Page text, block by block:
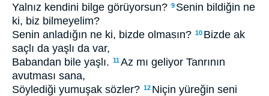
Yalnız kendini bilge görüyorsun? 9 Senin bildiğin ne
ki, biz bilmeyelim?
Senin anladığın ne ki, bizde olmasın? 10 Bizde ak
saçlı da yaşlı da var,
Babandan bile yaşlı. 11Az mı geliyor Tanrının
avutması sana,
Söylediği yumuşak sözler? 12 Niçin yüreğin seni